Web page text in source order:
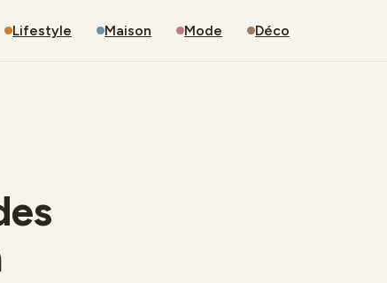
Lifestyle Maison Mode Déco